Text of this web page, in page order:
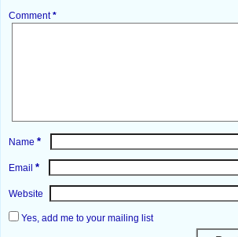
Comment*
Name *
Email *
Website
Yes, add me to your mailing list